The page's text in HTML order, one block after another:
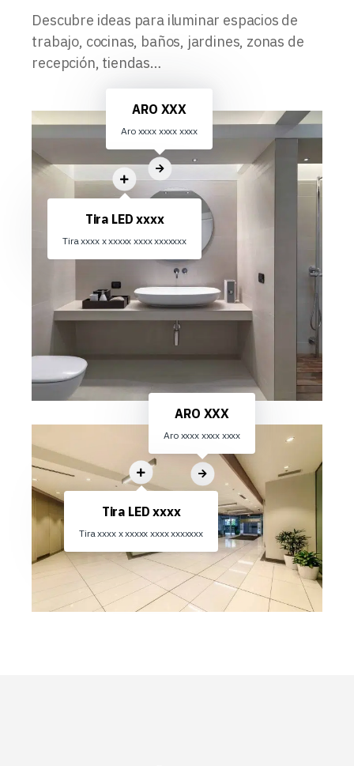
Descubre ideas para iluminar espacios de
trabajo, cocinas, baños, jardines, zonas de
recepción, tiendas…
ARO XXX
Aro xxxx xxxx xxxx
Tira LED xxxx
Tira xxxx x xxxxx xxxx xxxxxxx
ARO XXX
Aro xxxx xxxx xxxx
Tira LED xxxx
Tira xxxx x xxxxx xxxx xxxxxxx